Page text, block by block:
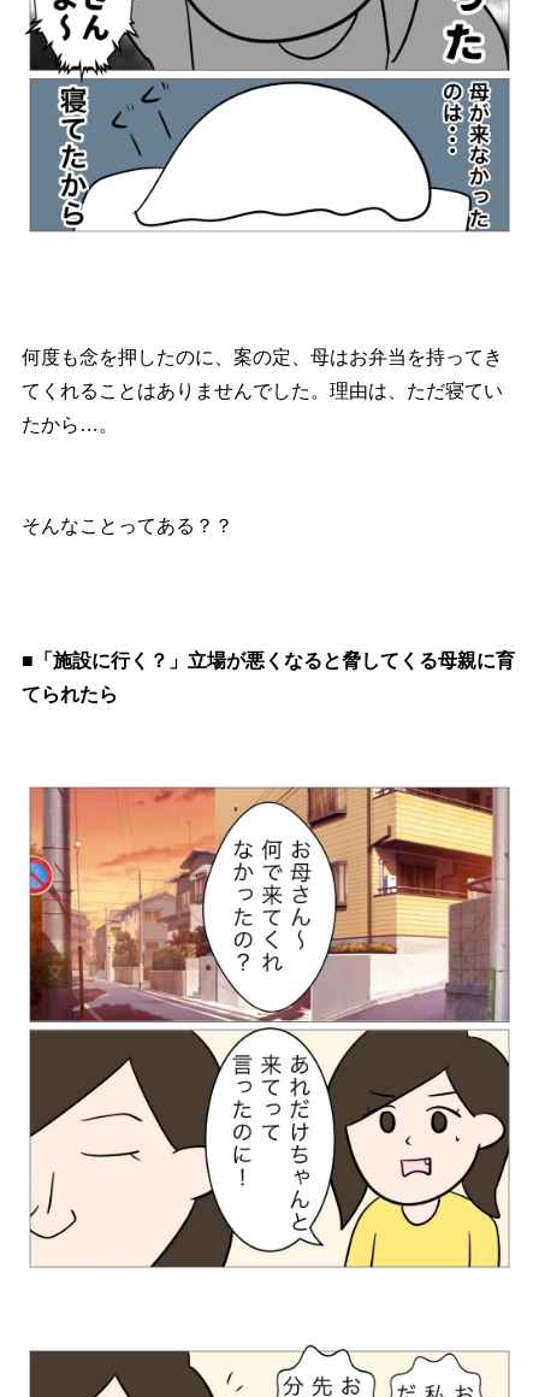
何度も念を押したのに、案の定、母はお弁当を持ってき
てくれることはありませんでした。理由は、ただ寝てい
たから…。
そんなことってある？？
■「施設に行く？」立場が悪くなると脅してくる母親に育
てられたら